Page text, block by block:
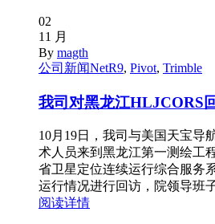
02
11 月
By magth
公司新闻NetR9, Pivot, Trimble
我司对黑龙江HLJCORS
10月19日，我司与美国天宝导
术人员来到黑龙江第一测绘工
省卫星定位连续运行综合服务
运行情况进行回访，院领导班
阅读详情